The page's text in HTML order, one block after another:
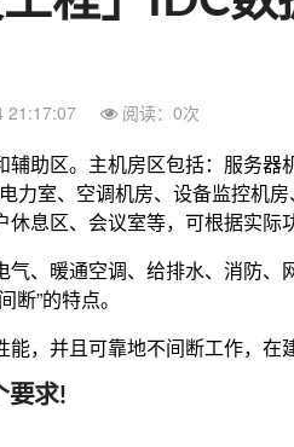
21:17:07 阅读： 0次
助区。主机房区包括：服务
力室、空调机房、设备监控机
息区、会议室等，可根据实际
、暖通空调、给排水、消防
”的特点。
，并且可靠地不间断工作，在
要求!